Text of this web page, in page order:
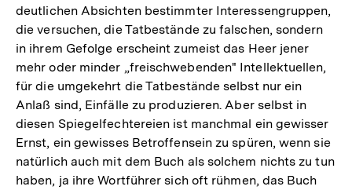
deutlichen Absichten bestimmter Interessengruppen,
die versuchen, die Tatbestände zu falschen, sondern
in ihrem Gefolge erscheint zumeist das Heer jener
mehr oder minder „freischwebenden" Intellektuellen,
für die umgekehrt die Tatbestände selbst nur ein
Anlaß sind, Einfälle zu produzieren. Aber selbst in
diesen Spiegelfechtereien ist manchmal ein gewisser
Ernst, ein gewisses Betroffensein zu spüren, wenn sie
natürlich auch mit dem Buch als solchem nichts zu tun
haben, ja ihre Wortführer sich oft rühmen, das Buch